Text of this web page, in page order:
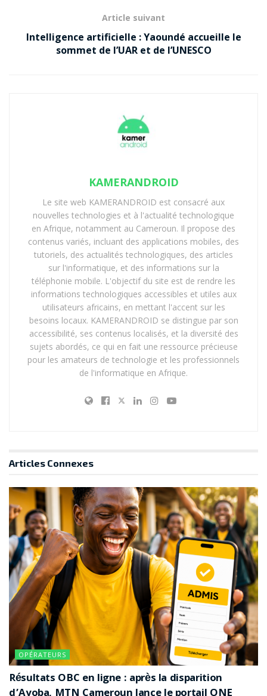
Article suivant
Intelligence artificielle : Yaoundé accueille le
sommet de l’UAR et de l’UNESCO
KAMERANDROID
Le site web KAMERANDROID est consacré aux
nouvelles technologies et à l'actualité technologique
en Afrique, notamment au Cameroun. Il propose des
contenus variés, incluant des applications mobiles, des
tutoriels, des actualités technologiques, des articles
sur l'informatique, et des informations sur la
téléphonie mobile. L'objectif du site est de rendre les
informations technologiques accessibles et utiles aux
utilisateurs africains, en mettant l'accent sur les
besoins locaux. KAMERANDROID se distingue par son
accessibilité, ses contenus localisés, et la diversité des
sujets abordés, ce qui en fait une ressource précieuse
pour les amateurs de technologie et les professionnels
de l'informatique en Afrique.
Articles Connexes
OPÉRATEURS
Résultats OBC en ligne : après la disparition